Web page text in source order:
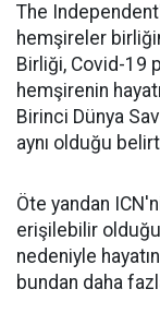
The
hemşireler
Birliği, Covid-19
hemşirenin
Birinci Dünya
aynı olduğu
Öte yandan
erişilebilir
nedeniyle
bundan daha